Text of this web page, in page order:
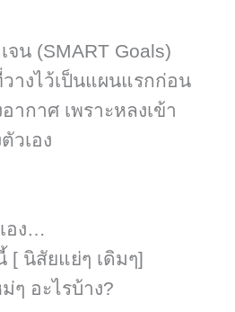
จน (SMART Goals)
างไว้เป็นแผนแรกก่อน
ากาศ​ เพราะหลงเข้า
วเอง
อง…
[ นิสัยแย่ๆ เดิมๆ]​
ๆ อะไรบ้าง?